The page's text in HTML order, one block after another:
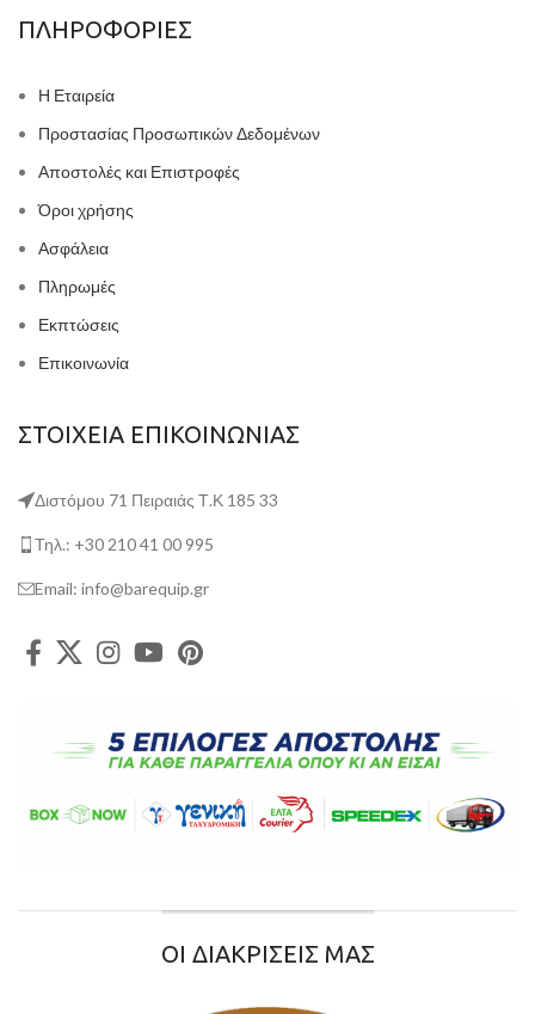
ΠΛΗΡΟΦΟΡΙΕΣ
Η Εταιρεία
Προστασίας Προσωπικών Δεδομένων
Αποστολές και Επιστροφές
Όροι χρήσης
Ασφάλεια
Πληρωμές
Εκπτώσεις
Επικοινωνία
ΣΤΟΙΧΕΙΑ ΕΠΙΚΟΙΝΩΝΙΑΣ
Διστόμου 71 Πειραιάς Τ.Κ 185 33
Τηλ.: +30 210 41 00 995
Email: info@barequip.gr
ΟΙ ΔΙΑΚΡΙΣΕΙΣ ΜΑΣ